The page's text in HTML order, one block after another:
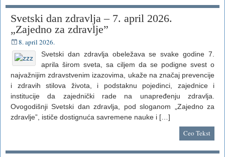
Svetski dan zdravlja – 7. april 2026.
„Zajedno za zdravlje”
8. april 2026.
Svetski dan zdravlja obeležava se svake godine 7.
aprila širom sveta, sa ciljem da se podigne svest o
najvažnijim zdravstvenim izazovima, ukaže na značaj prevencije
i zdravih stilova života, i podstaknu pojedinci, zajednice i
institucije da zajednički rade na unapređenju zdravlja.
Ovogodišnji Svetski dan zdravlja, pod sloganom „Zajedno za
zdravlje”, ističe dostignuća savremene nauke i […]
Ceo Tekst